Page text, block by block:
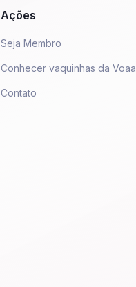
Ações
Seja Membro
Conhecer vaquinhas da Voaa
Contato